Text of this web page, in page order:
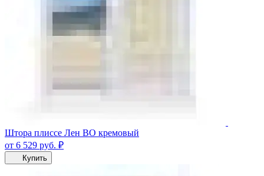
Штора плиссе Лен ВО кремовый
от 6 529 руб. ₽
Купить